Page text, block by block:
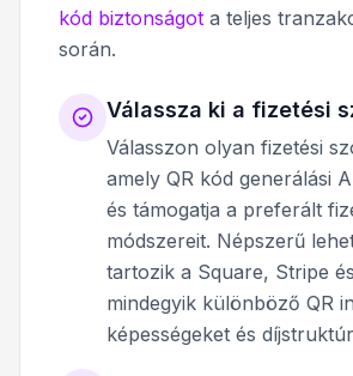
kód biztonságot a teljes
során.
Válassza ki a fizetési
Válasszon olyan fizetési
amely QR kód generálási
és támogatja a preferált
módszereit. Népszerű
tartozik a Square, Stripe
mindegyik különböző QR
képességeket és